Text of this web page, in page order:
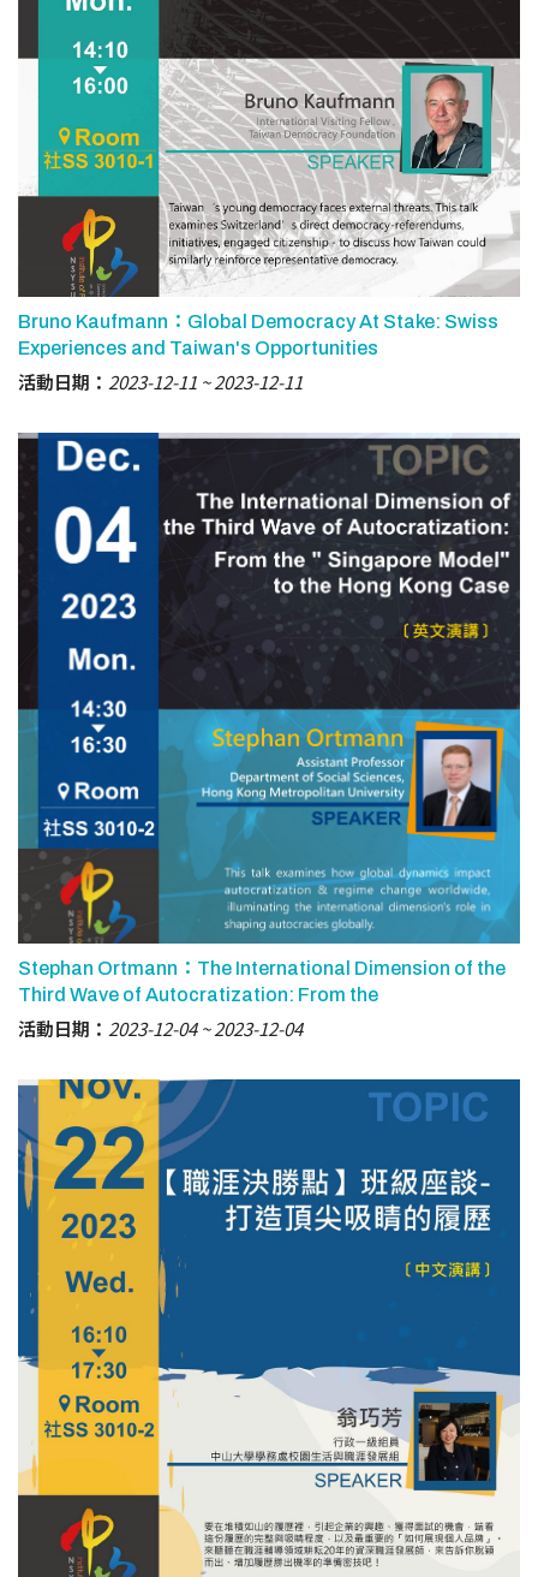
Bruno Kaufmann：Global Democracy At Stake: Swiss
Experiences and Taiwan's Opportunities
活動日期： 2023-12-11 2023-12-11
Stephan Ortmann：The International Dimension of the
Third Wave of Autocratization: From the
活動日期： 2023-12-04 2023-12-04